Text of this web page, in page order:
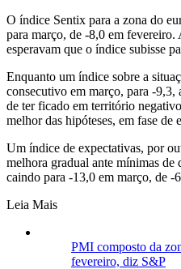
O índice Sentix para a zona do
para março, de -8,0 em fevereiro.
esperavam que o índice subisse
Enquanto um índice sobre a
consecutivo em março, para -
de ter ficado em território
melhor das hipóteses, em fase de
Um índice de expectativas, por
melhora gradual ante mínimas de
caindo para -13,0 em março, de -
Leia Mais
PMI composto da
fevereiro, diz S&P